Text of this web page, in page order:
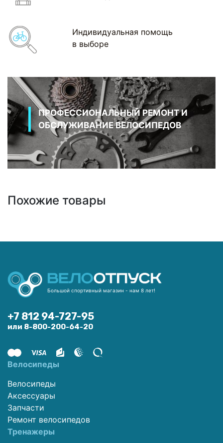
Индивидуальная помощь
в выборе
ПРОФЕССИОНАЛЬНЫЙ РЕМОНТ И
ОБСЛУЖИВАНИЕ ВЕЛОСИПЕДОВ
Похожие товары
Большой спортивный магазин - нам 8 лет!
+7 812 94-727-95
или 8-800-200-64-20
Велосипеды
Велосипеды
Аксессуары
Запчасти
Ремонт велосипедов
Тренажеры